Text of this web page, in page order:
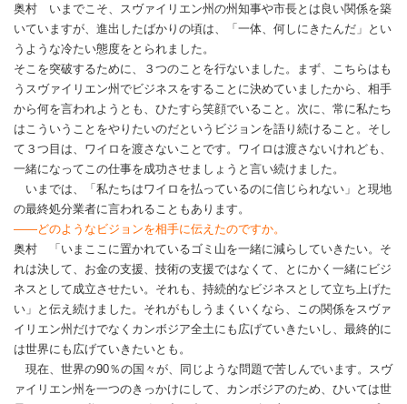
奥村 いまでこそ、スヴァイリエン州の州知事や市長とは良い関係を築
いていますが、進出したばかりの頃は、「一体、何しにきたんだ」とい
うような冷たい態度をとられました。
そこを突破するために、３つのことを行ないました。まず、こちらはも
うスヴァイリエン州でビジネスをすることに決めていましたから、相手
から何を言われようとも、ひたすら笑顔でいること。次に、常に私たち
はこういうことをやりたいのだというビジョンを語り続けること。そし
て３つ目は、ワイロを渡さないことです。ワイロは渡さないけれども、
一緒になってこの仕事を成功させましょうと言い続けました。
いまでは、「私たちはワイロを払っているのに信じられない」と現地
の最終処分業者に言われることもあります。
――どのようなビジョンを相手に伝えたのですか。
奥村 「いまここに置かれているゴミ山を一緒に減らしていきたい。そ
れは決して、お金の支援、技術の支援ではなくて、とにかく一緒にビジ
ネスとして成立させたい。それも、持続的なビジネスとして立ち上げた
い」と伝え続けました。それがもしうまくいくなら、この関係をスヴァ
イリエン州だけでなくカンボジア全土にも広げていきたいし、最終的に
は世界にも広げていきたいとも。
現在、世界の90％の国々が、同じような問題で苦しんでいます。スヴ
ァイリエン州を一つのきっかけにして、カンボジアのため、ひいては世